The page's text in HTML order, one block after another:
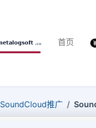
首页
SoundCloud推广